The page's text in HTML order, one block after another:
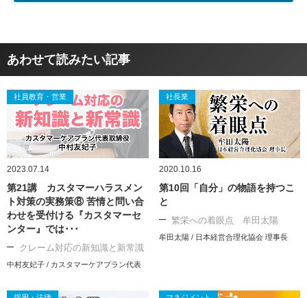
あわせて読みたい記事
社員教育・営業
2023.07.14
第21講 カスタマーハラスメン
ト対策の実務策⑧ 苦情と問い合
わせを受付ける『カスタマーセ
ンター』では･･･
クレーム対応の新知識と新常識
中村友妃子 / カスタマーケアプラン代表
社長業
2020.10.16
第10回「自分」の物語を持つこ
と
繁栄への着眼点 牟田太陽
牟田太陽 / 日本経営合理化協会 理事長